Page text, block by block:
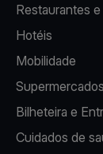
Restaurantes
Hotéis
Mobilidade
Bilheteira e
Cuidados de